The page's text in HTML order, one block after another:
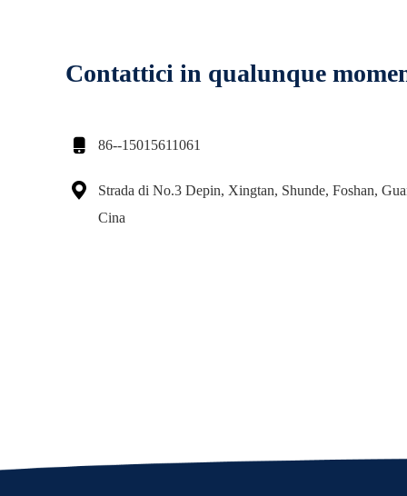
Contattici in qualunque
 86--15015611061

Strada di No.3 Depin, Xingtan, Shunde, Foshan,
Cina